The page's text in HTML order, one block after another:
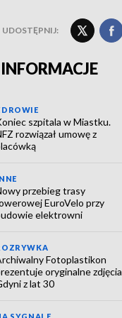
UDOSTĘPNIJ:
szpitala w Miastku.
rozwiązał umowę z
przebieg trasy
EuroVelo przy
elektrowni
Fotoplastikon
oryginalne zdjęcia
z lat 30